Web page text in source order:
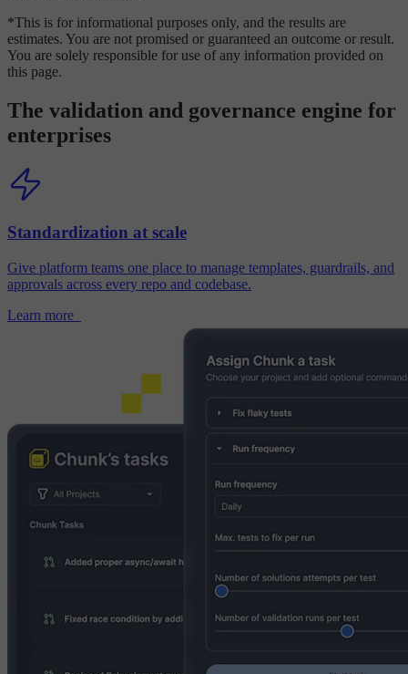
*This is for informational purposes only, and the results are
estimates. You are not promised or guaranteed an outcome or result.
You are solely responsible for use of any information provided on
this page.
The validation and governance engine for
enterprises
Standardization at scale
Give platform teams one place to manage templates, guardrails, and
approvals across every repo and codebase.
Learn more